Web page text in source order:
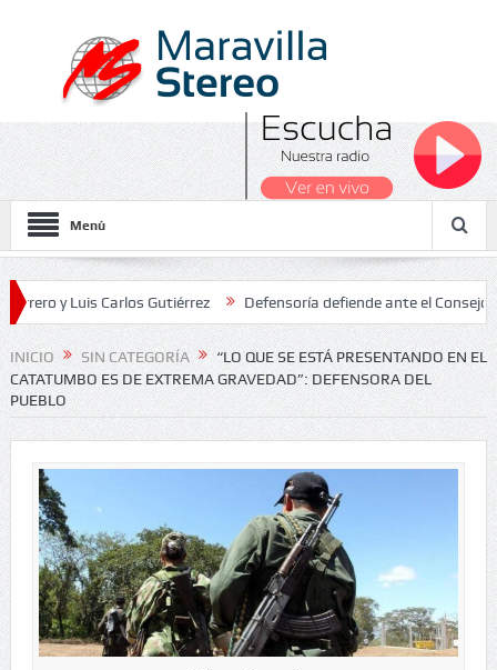
Menú
Luis Carlos Gutiérrez Defensoría defiende ante el Consejo de
Nacionales 2026
INICIO SIN CATEGORÍA
“LO QUE SE ESTÁ PRESENTANDO EN EL
CATATUMBO ES DE EXTREMA GRAVEDAD”: DEFENSORA DEL
PUEBLO